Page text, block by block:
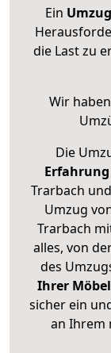
Ein Umzug
die Last zu
Wir
Die
Erfahrung
Trarbach
Umzug
Trarbach
alles, von
des
Ihrer
sicher ein
an Ihrem